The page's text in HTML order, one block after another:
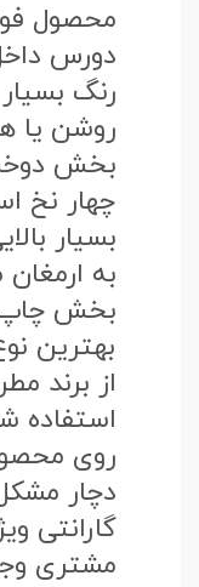
محصول
دورس
رنگ
روشن یا
بخش
چهار نخ
بسیار
به
بخش چاپ
از برند
استفاده
روی
دچار
گارانتی
مشتری